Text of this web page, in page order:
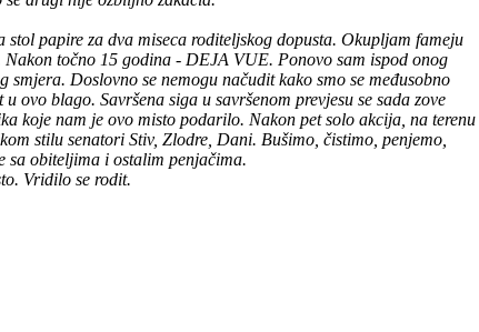
papire za dva miseca roditeljskog dopusta. Okupljam fameju
točno 15 godina - DEJA VUE. Ponovo sam ispod onog
smjera. Doslovno se nemogu načudit kako smo se međusobno
blago. Savršena siga u savršenom prevjesu se sada zove
koje nam je ovo misto podarilo. Nakon pet solo akcija, na terenu
stilu senatori Stiv, Zlodre, Dani. Bušimo, čistimo, penjemo,
sa obiteljima i ostalim penjačima.
Vridilo se rodit.